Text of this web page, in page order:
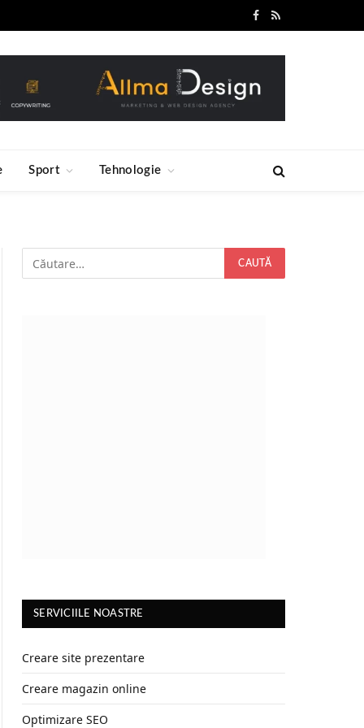
Facebook
RSS
Sport Tehnologie
SERVICIILE NOASTRE
Creare site prezentare
Creare magazin online
Optimizare SEO